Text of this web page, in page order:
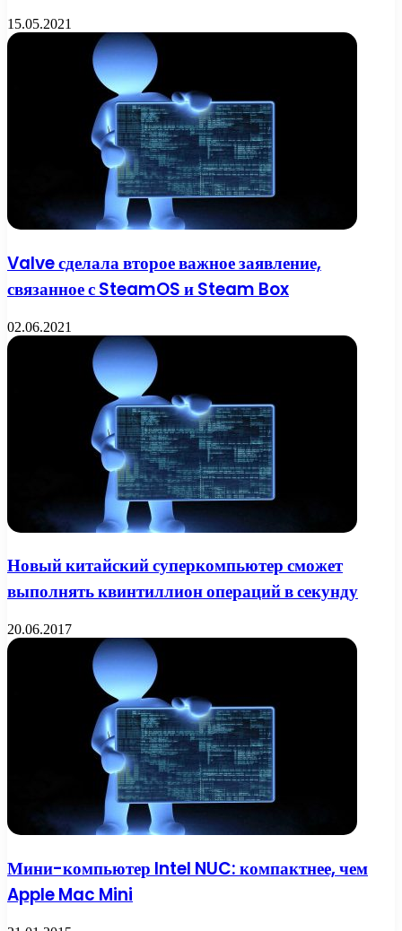
15.05.2021
Valve сделала второе важное заявление,
связанное с SteamOS и Steam Box
02.06.2021
Новый китайский суперкомпьютер сможет
выполнять квинтиллион операций в секунду
20.06.2017
Мини-компьютер Intel NUC: компактнее, чем
Apple Mac Mini